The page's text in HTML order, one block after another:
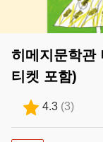
자주 묻는 질문
사용자 가이드
히메지문학관
티켓 포함)
4.3 (3)